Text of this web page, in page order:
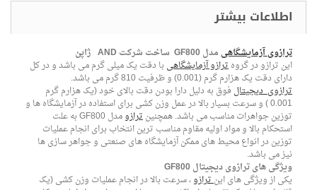
ترازوی آزمایشگاهی مدل GF800 ساخت شرکت AND ژاپن
این ترازو در گروهترازو آزمایشگاهی با دقت یک میلی گرم می باشد و در کل
دارای دقت یک هزارم گرم (0.001) و ظرفیت 810 گرم می باشد.
ترازوی دیجیتالفوق به دلیل دارا بودن دقت بالای خود (یک هزارم گرم
0.001 ) و سرعت بسیار بالا در عمل وزن کشی برای استفاده در آزمایشگاه ها و
توزین جواهرات مناسب می باشد. همچنینترازو
مدل GF800 به علت
استحکام بالا و مواد اولیه مقاوم مناسب ترین انتخاب برای انجام عملیات
توزین در انواع محیط های ممکن آزمایشگاه های صنعتی و جواهر سازی ها
نیز می باشد.
ویژگی های ترازوی دیجیتال GF800
یکی از ویژگی های اینترازو، سرعت بالا در انجام عملیات وزن کشی (یک